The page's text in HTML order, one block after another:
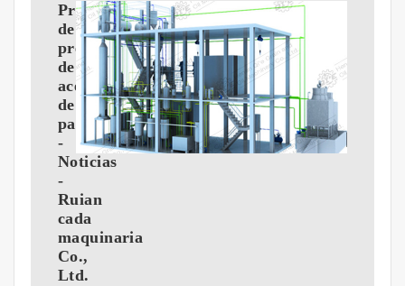
Proceso
de
prensado
de
aceite
de
palma
-
Noticias
-
Ruian
cada
maquinaria
Co.,
Ltd.